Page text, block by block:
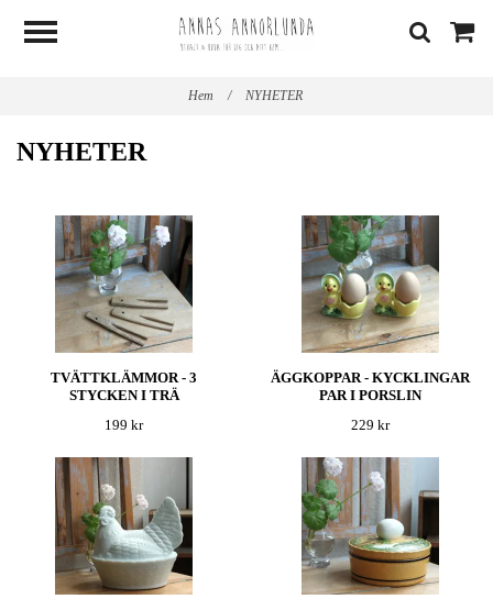
Hem / NYHETER
NYHETER
TVÄTTKLÄMMOR - 3
STYCKEN I TRÄ
199 kr
ÄGGKOPPAR - KYCKLINGAR
PAR I PORSLIN
229 kr